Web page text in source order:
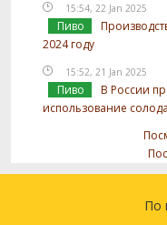
15:54, 22 Jan 2025
Пиво
2024 году
15:52, 21 Jan 2025
Пиво
В России
использование
По